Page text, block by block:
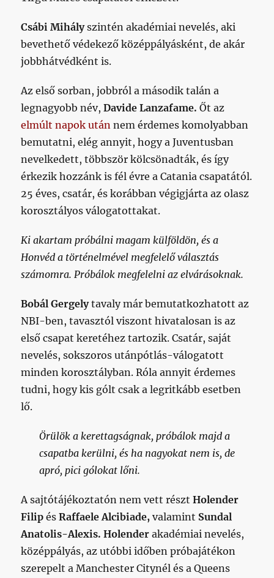
Csábi Mihályszintén akadémiai nevelés, aki
bevethető védekező középpályásként, de akár
jobbhátvédként is.
Az első sorban, jobbról a második talán a
legnagyobb név,Davide Lanzafame.Őt az
elmúlt napok után nem érdemes komolyabban
bemutatni, elég annyit, hogy a Juventusban
nevelkedett, többször kölcsönadták, és így
érkezik hozzánk is fél évre a Catania csapatától.
25 éves, csatár, és korábban végigjárta az olasz
korosztályos válogatottakat.
Ki akartam próbálni magam külföldön, és a
Honvéd a történelmével megfelelő választás
számomra. Próbálok megfelelni az elvárásoknak.
Bobál Gergelytavaly már bemutatkozhatott az
NBI-ben, tavasztól viszont hivatalosan is az
első csapat keretéhez tartozik. Csatár, saját
nevelés, sokszoros utánpótlás-válogatott
minden korosztályban. Róla annyit érdemes
tudni, hogy kis gólt csak a legritkább esetben
lő.
Örülök a kerettagságnak, próbálok majd a
csapatba kerülni, és ha nagyokat nem is, de
apró, pici gólokat lőni.
A sajtótájékoztatón nem vett résztHolender
FilipésRaffaele Alcibiade,valamint Sundal
Anatolis-Alexis. Holender akadémiai nevelés,
középpályás, az utóbbi időben próbajátékon
szerepelt a Manchester Citynél és a Queens